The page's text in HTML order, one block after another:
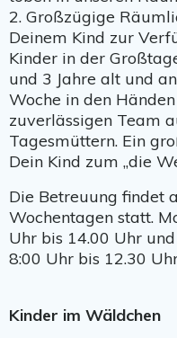
2. Großzügige
Deinem Kind zur
Kinder in der
und 3 Jahre alt und
Woche in den
zuverlässigen Team
Tagesmüttern. Ein
Dein Kind zum „die
Die Betreuung findet
Wochentagen statt.
Uhr bis 14.00 Uhr
8:00 Uhr bis 12.30
Kinder im Wäldchen